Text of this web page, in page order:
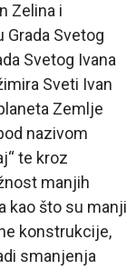
Zelina i
Grada Svetog
Svetog Ivana
Sveti Ivan
Zemlje
nazivom
te kroz
manjih
kao što su manji
konstrukcije,
smanjenja